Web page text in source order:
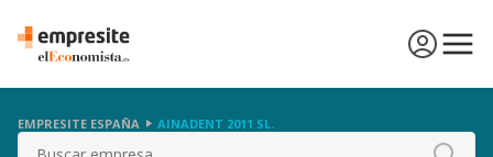
EMPRESITE ESPAÑA AINADENT 2011 SL.
Buscar